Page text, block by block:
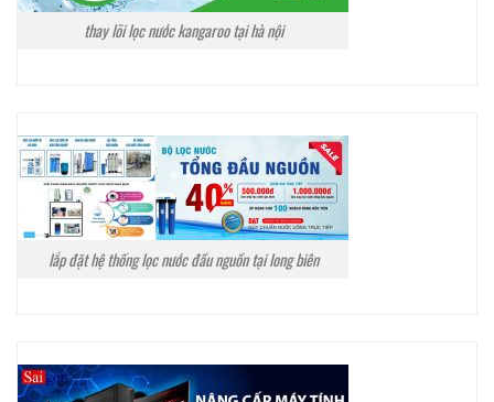
thay lõi lọc nước kangaroo tại hà nội
lắp đặt hệ thống lọc nước đầu nguồn tại long biên